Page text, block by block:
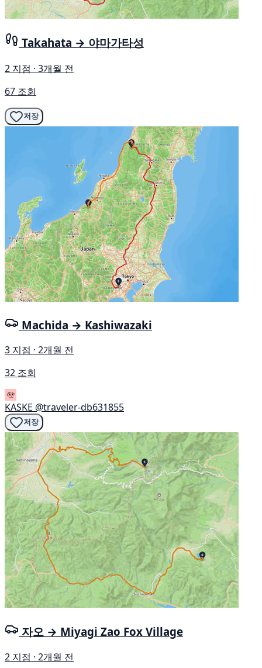
Takahata → 야마가타성
2 지점 · 3개월 전
67 조회
저장
Machida → Kashiwazaki
3 지점 · 2개월 전
32 조회
KASKE @traveler-db631855
저장
자오 → Miyagi Zao Fox Village
2 지점 · 2개월 전